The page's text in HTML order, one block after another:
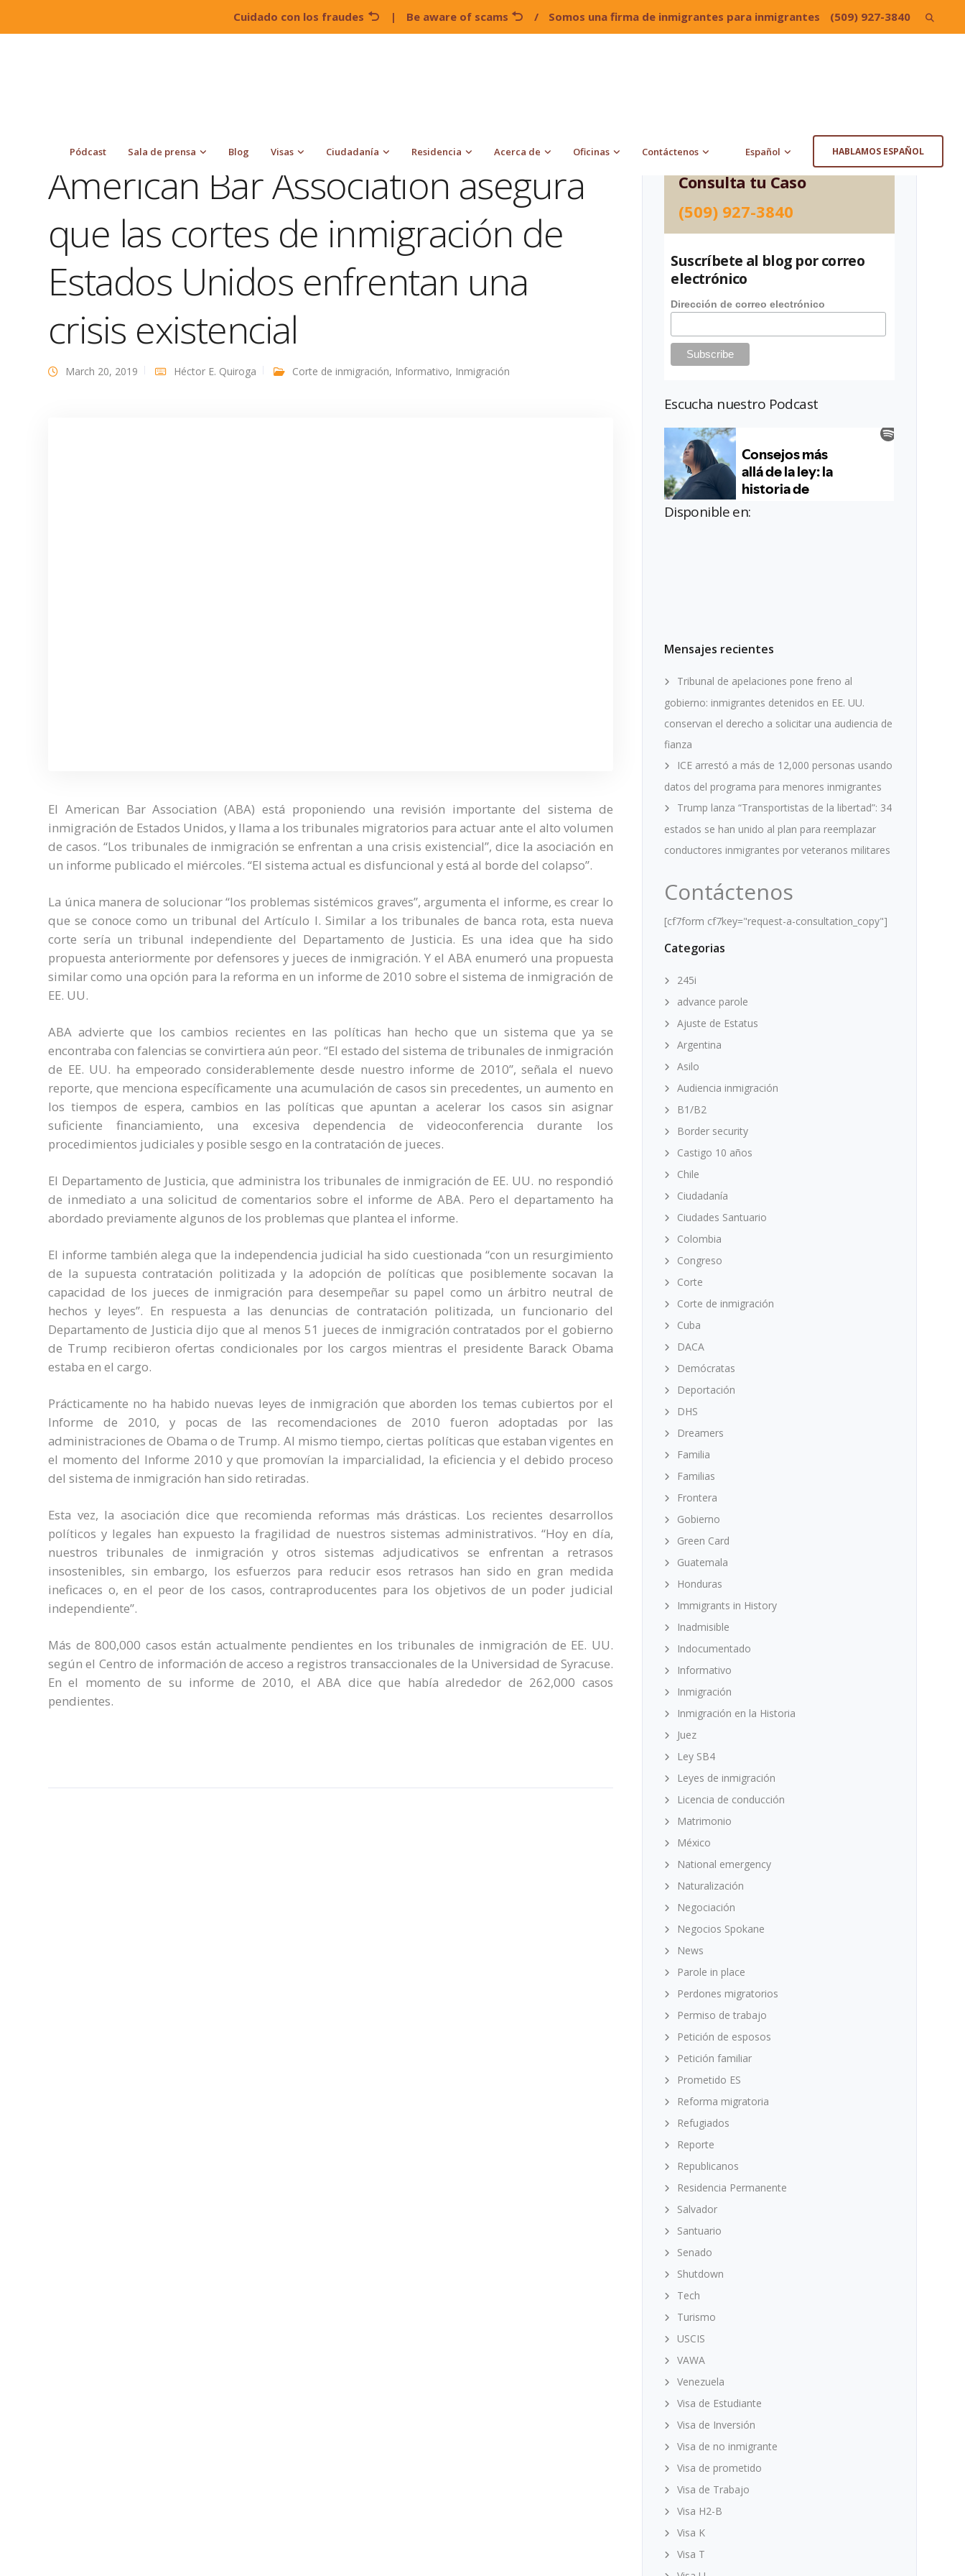
Cuidado con los fraudes | Be aware of scams / Somos una firma de inmigrantes para inmigrantes (509) 927-3840 Search
Pódcast Sala de prensa Blog Visas Ciudadanía Residencia Acerca de Oficinas Contáctenos Español HABLAMOS ESPAÑOL
inmigración de Estados Unidos enfrentan una crisis existencial
American Bar Association asegura
que las cortes de inmigración de
Estados Unidos enfrentan una
crisis existencial
March 20, 2019 Héctor E. Quiroga Corte de inmigración, Informativo, Inmigración
El American Bar Association (ABA) está proponiendo una revisión importante del sistema de
inmigración de Estados Unidos, y llama a los tribunales migratorios para actuar ante el alto volumen
de casos. “Los tribunales de inmigración se enfrentan a una crisis existencial”, dice la asociación en
un informe publicado el miércoles. “El sistema actual es disfuncional y está al borde del colapso”.
La única manera de solucionar “los problemas sistémicos graves”, argumenta el informe, es crear lo
que se conoce como un tribunal del Artículo I. Similar a los tribunales de banca rota, esta nueva
corte sería un tribunal independiente del Departamento de Justicia. Es una idea que ha sido
propuesta anteriormente por defensores y jueces de inmigración. Y el ABA enumeró una propuesta
similar como una opción para la reforma en un informe de 2010 sobre el sistema de inmigración de
EE. UU.
ABA advierte que los cambios recientes en las políticas han hecho que un sistema que ya se
encontraba con falencias se convirtiera aún peor. “El estado del sistema de tribunales de inmigración
de EE. UU. ha empeorado considerablemente desde nuestro informe de 2010”, señala el nuevo
reporte, que menciona específicamente una acumulación de casos sin precedentes, un aumento en
los tiempos de espera, cambios en las políticas que apuntan a acelerar los casos sin asignar
suficiente financiamiento, una excesiva dependencia de videoconferencia durante los
procedimientos judiciales y posible sesgo en la contratación de jueces.
El Departamento de Justicia, que administra los tribunales de inmigración de EE. UU. no respondió
de inmediato a una solicitud de comentarios sobre el informe de ABA. Pero el departamento ha
abordado previamente algunos de los problemas que plantea el informe.
El informe también alega que la independencia judicial ha sido cuestionada “con un resurgimiento
de la supuesta contratación politizada y la adopción de políticas que posiblemente socavan la
capacidad de los jueces de inmigración para desempeñar su papel como un árbitro neutral de
hechos y leyes”. En respuesta a las denuncias de contratación politizada, un funcionario del
Departamento de Justicia dijo que al menos 51 jueces de inmigración contratados por el gobierno
de Trump recibieron ofertas condicionales por los cargos mientras el presidente Barack Obama
estaba en el cargo.
Prácticamente no ha habido nuevas leyes de inmigración que aborden los temas cubiertos por el
Informe de 2010, y pocas de las recomendaciones de 2010 fueron adoptadas por las
administraciones de Obama o de Trump. Al mismo tiempo, ciertas políticas que estaban vigentes en
el momento del Informe 2010 y que promovían la imparcialidad, la eficiencia y el debido proceso
del sistema de inmigración han sido retiradas.
Esta vez, la asociación dice que recomienda reformas más drásticas. Los recientes desarrollos
políticos y legales han expuesto la fragilidad de nuestros sistemas administrativos. “Hoy en día,
nuestros tribunales de inmigración y otros sistemas adjudicativos se enfrentan a retrasos
insostenibles, sin embargo, los esfuerzos para reducir esos retrasos han sido en gran medida
ineficaces o, en el peor de los casos, contraproducentes para los objetivos de un poder judicial
independiente”.
Más de 800,000 casos están actualmente pendientes en los tribunales de inmigración de EE. UU.
según el Centro de información de acceso a registros transaccionales de la Universidad de Syracuse.
En el momento de su informe de 2010, el ABA dice que había alrededor de 262,000 casos
pendientes.
Consulta tu Caso
(509) 927-3840
Suscríbete al blog por correo
electrónico
Dirección de correo electrónico
Escucha nuestro Podcast
Disponible en:
Mensajes recientes
Tribunal de apelaciones pone freno al
gobierno: inmigrantes detenidos en EE. UU.
conservan el derecho a solicitar una audiencia de
fianza
ICE arrestó a más de 12,000 personas usando
datos del programa para menores inmigrantes
Trump lanza “Transportistas de la libertad”: 34
estados se han unido al plan para reemplazar
conductores inmigrantes por veteranos militares
Contáctenos
[cf7form cf7key="request-a-consultation_copy"]
Categorias
245i
advance parole
Ajuste de Estatus
Argentina
Asilo
Audiencia inmigración
B1/B2
Border security
Castigo 10 años
Chile
Ciudadanía
Ciudades Santuario
Colombia
Congreso
Corte
Corte de inmigración
Cuba
DACA
Demócratas
Deportación
DHS
Dreamers
Familia
Familias
Frontera
Gobierno
Green Card
Guatemala
Honduras
Immigrants in History
Inadmisible
Indocumentado
Informativo
Inmigración
Inmigración en la Historia
Juez
Ley SB4
Leyes de inmigración
Licencia de conducción
Matrimonio
México
National emergency
Naturalización
Negociación
Negocios Spokane
News
Parole in place
Perdones migratorios
Permiso de trabajo
Petición de esposos
Petición familiar
Prometido ES
Reforma migratoria
Refugiados
Reporte
Republicanos
Residencia Permanente
Salvador
Santuario
Senado
Shutdown
Tech
Turismo
USCIS
VAWA
Venezuela
Visa de Estudiante
Visa de Inversión
Visa de no inmigrante
Visa de prometido
Visa de Trabajo
Visa H2-B
Visa K
Visa T